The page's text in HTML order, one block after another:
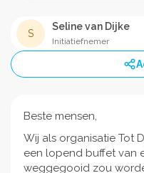
S
Seline van Dijke
Initiatiefnemer
Beste mensen,
Wij als organisatie Tot
een lopend buffet van
weggegooid zou